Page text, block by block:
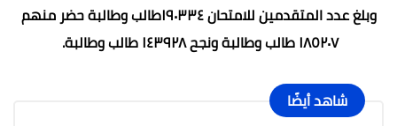
وبلغ عدد المتقدمين للامتحان ١٩٠٣٣٤طالب وطالبة حضر منهم
١٨٥٢٠٧ طالب وطالبة ونجح ١٤٣٩٢٨ طالب وطالبة.
شاهد أيضًا